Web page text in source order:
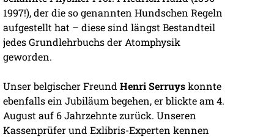
1997!), der die so genannten Hundschen Regeln
aufgestellt hat – diese sind längst Bestandteil
jedes Grundlehrbuchs der Atomphysik
geworden.
Unser belgischer Freund Henri Serruyskonnte
ebenfalls ein Jubiläum begehen, er blickte am 4.
August auf 6 Jahrzehnte zurück. Unseren
Kassenprüfer und Exlibris-Experten kennen